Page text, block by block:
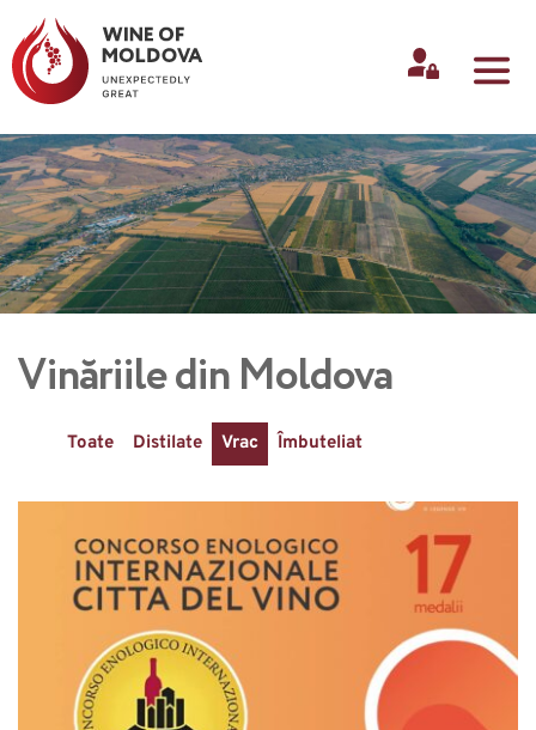
Vinăriile din Moldova
Toate Distilate Vrac Îmbuteliat